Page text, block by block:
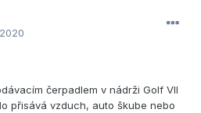
čerpadlem v nádrži Golf VII
přisává vzduch, auto škube nebo